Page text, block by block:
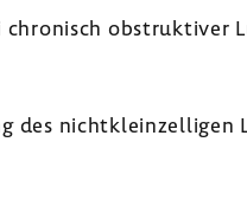
chro­nisch obstruk­tiver
des nicht­klein­zelligen